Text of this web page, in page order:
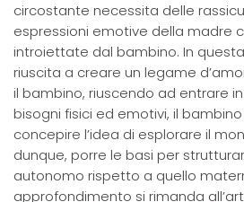
circostante necessita delle
espressioni emotive della madre
introiettate dal bambino. In
riuscita a creare un legame
il bambino, riuscendo ad entrare
bisogni fisici ed emotivi, il
concepire l’idea di esplorare il
dunque, porre le basi per
autonomo rispetto a quello
approfondimento si rimanda